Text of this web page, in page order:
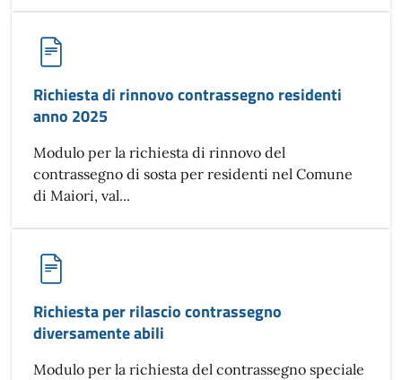
Richiesta di rinnovo contrassegno residenti
anno 2025
Modulo per la richiesta di rinnovo del
contrassegno di sosta per residenti nel Comune
di Maiori, val...
Richiesta per rilascio contrassegno
diversamente abili
Modulo per la richiesta del contrassegno speciale